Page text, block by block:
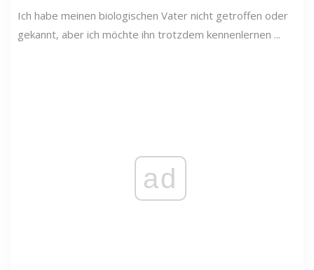
Ich habe meinen biologischen Vater nicht getroffen oder
gekannt, aber ich möchte ihn trotzdem kennenlernen ...
ad